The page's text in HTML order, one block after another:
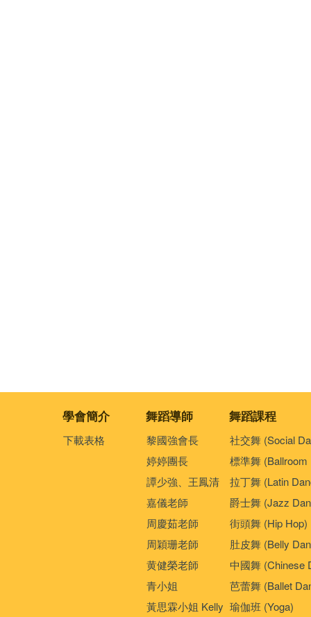
學會簡介 舞蹈導師 舞蹈課程
下載表格
黎國強會長
婷婷團長
譚少強、王鳳清
嘉儀老師
周慶茹老師
周穎珊老師
黄健榮老師
青小姐
黃思霖小姐 Kelly
社交舞 (Social
標準舞 (Ballroom
拉丁舞 (Latin
爵士舞 (Jazz
街頭舞 (Hip Hop)
肚皮舞 (Belly
中國舞 (Chinese
芭蕾舞 (Ballet
瑜伽班 (Yoga)